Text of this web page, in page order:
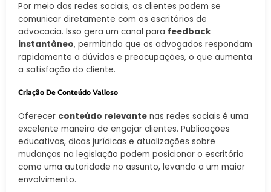
Por meio das redes sociais, os clientes podem se
comunicar diretamente com os escritórios de
advocacia. Isso gera um canal para feedback
instantâneo, permitindo que os advogados respondam
rapidamente a dúvidas e preocupações, o que aumenta
a satisfação do cliente.
Criação De Conteúdo Valioso
Oferecer conteúdo relevante nas redes sociais é uma
excelente maneira de engajar clientes. Publicações
educativas, dicas jurídicas e atualizações sobre
mudanças na legislação podem posicionar o escritório
como uma autoridade no assunto, levando a um maior
envolvimento.